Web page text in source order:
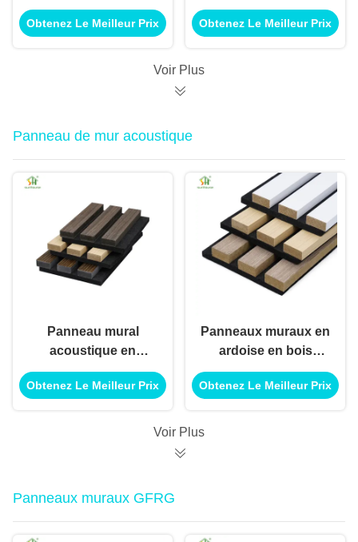
bambou en carbone
en cristal, panneau
Obtenez Le Meilleur Prix
de bambou pur Eco-
friendly Pour la
Obtenez Le Meilleur Prix
Voir Plus
Panneau de mur acoustique
Panneau mural
acoustique en
mousse de polyester
MDF Panneau mural à
Obtenez Le Meilleur Prix
Panneaux muraux en
ardoise en bois
acoustique
écologique Panneau
Obtenez Le Meilleur Prix
Voir Plus
Panneaux muraux GFRG